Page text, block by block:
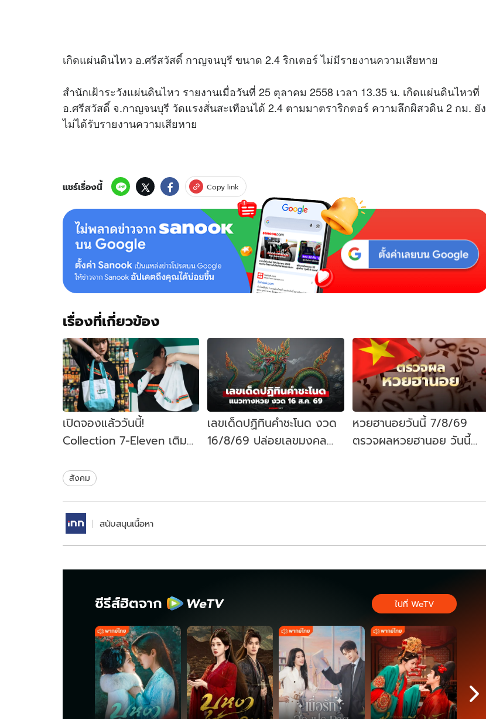
เกิดแผ่นดินไหว อ.ศรีสวัสดิ์ กาญจนบุรี ขนาด 2.4 ริกเตอร์ ไม่มีรายงานความเสียหาย
สำนักเฝ้าระวังแผ่นดินไหว รายงานเมื่อวันที่ 25 ตุลาคม 2558 เวลา 13.35 น. เกิดแผ่นดินไหวที่
อ.ศรีสวัสดิ์ จ.กาญจนบุรี วัดแรงสั่นสะเทือนได้ 2.4 ตามมาตราริกตอร์ ความลึกผิสวดิน 2 กม. ยัง
ไม่ได้รับรายงานความเสียหาย
แชร์เรื่องนี้ Copy link
เรื่องที่เกี่ยวข้อง
เปิดจองแล้ววันนี้!
Collection 7-Eleven เติม
เทมดีไซน์สุดเอ็กซ์คลูซีฟ
เลขเด็ดปฏิทินคำชะโนด งวด
16/8/69 ปล่อยเลขมงคล
หวยฮานอยวันนี้ 7/8/69
ตรวจผลหวยฮานอย วันนี้
สังคม
สนับสนุนเนื้อหา
ซีรีส์ฮิตจาก ไปที่ WeTV